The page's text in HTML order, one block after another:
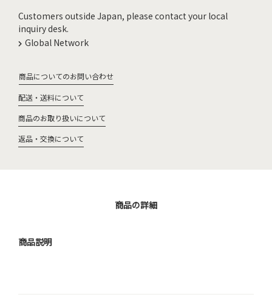
Customers outside Japan, please contact your local
inquiry desk.
Global Network
商品についてのお問い合わせ
配送・送料について
商品のお取り扱いについて
返品・交換について
商品の詳細
商品説明